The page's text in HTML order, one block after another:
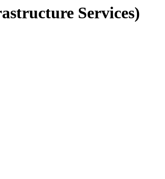
Services)